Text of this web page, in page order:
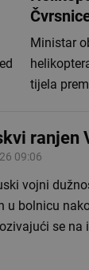
Ministar
tijela
ranjen
09:06
vojni
u bolnicu
se na